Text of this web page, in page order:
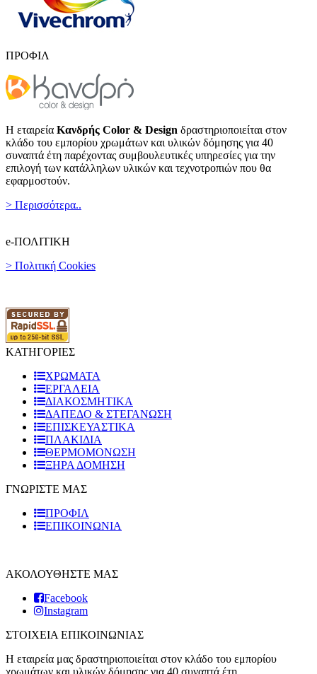
ΠΡΟΦΙΛ
Η εταιρεία Κανδρής Color & Design δραστηριοποιείται στον
κλάδο του εμπορίου χρωμάτων και υλικών δόμησης για 40
συναπτά έτη παρέχοντας συμβουλευτικές υπηρεσίες για την
επιλογή των κατάλληλων υλικών και τεχνοτροπιών που θα
εφαρμοστούν.
> Περισσότερα..
e-ΠΟΛΙΤΙΚΗ
> Πολιτική Cookies
ΚΑΤΗΓΟΡΙΕΣ
ΧΡΩΜΑΤΑ
ΕΡΓΑΛΕΙΑ
ΔΙΑΚΟΣΜΗΤΙΚΑ
ΔΑΠΕΔΟ & ΣΤΕΓΑΝΩΣΗ
ΕΠΙΣΚΕΥΑΣΤΙΚΑ
ΠΛΑΚΙΔΙA
ΘΕΡΜΟΜΟΝΩΣΗ
ΞΗΡΑ ΔΟΜΗΣΗ
ΓΝΩΡΙΣΤΕ ΜΑΣ
ΠΡΟΦΙΛ
ΕΠΙΚΟΙΝΩΝΙΑ
ΑΚΟΛΟΥΘΗΣΤΕ ΜΑΣ
Facebook
Instagram
ΣΤΟΙΧΕΙΑ ΕΠΙΚΟΙΝΩΝΙΑΣ
Η εταιρεία μας δραστηριοποιείται στον κλάδο του εμπορίου
χρωμάτων και υλικών δόμησης για 40 συναπτά έτη.